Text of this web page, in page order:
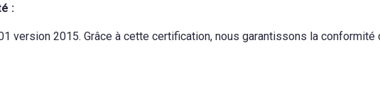
:
version 2015. Grâce à cette certification, nous garantissons la